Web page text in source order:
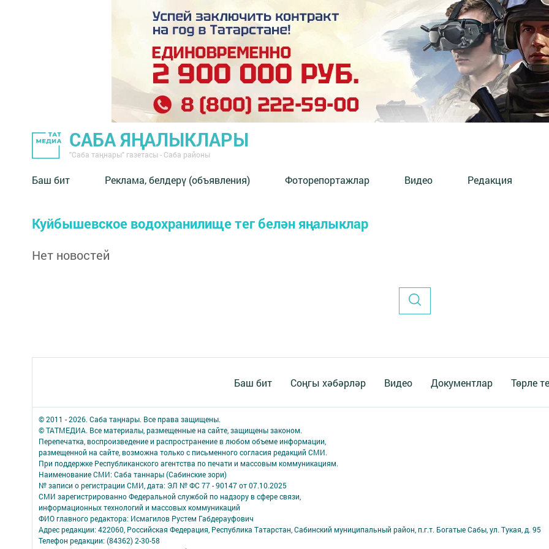
САБА ЯҢАЛЫКЛАРЫ
"Саба таңнары" газетасы - Саба районы
Баш бит Реклама, белдерү (объявления) Фоторепортажлар Видео Редакция
Куйбышевское водохранилище тег белән яңалыклар
Нет новостей
Баш бит Соңгы хәбәрләр Видео Документлар Төрле
© 2011 - 2026. Саба таңнары. Все права защищены.
© ТАТМЕДИА. Все материалы, размещенные на сайте, защищены законом.
Перепечатка, воспроизведение и распространение в любом объеме информации,
размещенной на сайте, возможна только с письменного согласия редакций СМИ.
При поддержке Республиканского агентства по печати и массовым коммуникациям.
Наименование СМИ: Саба таннары (Сабинские зори)
№ записи о регистрации СМИ, дата: ЭЛ № ФС 77 - 90147 от 07.10.2025
СМИ зарегистрированно Федеральной службой по надзору в сфере связи,
информационных технологий и массовых коммуникаций
ФИО главного редактора: Исмагилов Рустем Габдерауфович
Адрес редакции: 422060, Российская Федерация, Республика Татарстан, Сабинский муниципальный район, п.г.т. Богатые Сабы, ул. Тукая, д. 95
Телефон редакции: (84362) 2-30-58